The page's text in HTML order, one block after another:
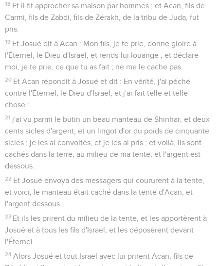
18 Et il fit approcher sa maison par hommes ; et Acan, fils de
Carmi, fils de Zabdi, fils de Zérakh, de la tribu de Juda, fut
pris.
19 Et Josué dit à Acan : Mon fils, je te prie, donne gloire à
l'Éternel, le Dieu d'Israël, et rends-lui louange ; et déclare-
moi, je te prie, ce que tu as fait ; ne me le cache pas.
20 Et Acan répondit à Josué et dit : En vérité, j'ai péché
contre l'Éternel, le Dieu d'Israël, et j'ai fait telle et telle
chose :
21 j'ai vu parmi le butin un beau manteau de Shinhar, et deux
cents sicles d'argent, et un lingot d'or du poids de cinquante
sicles ; je les ai convoités, et je les ai pris ; et voilà, ils sont
cachés dans la terre, au milieu de ma tente, et l'argent est
dessous.
22 Et Josué envoya des messagers qui coururent à la tente,
et voici, le manteau était caché dans la tente d'Acan, et
l'argent dessous.
23 Et ils les prirent du milieu de la tente, et les apportèrent à
Josué et à tous les fils d'Israël, et les déposèrent devant
l'Éternel.
24 Alors Josué et tout Israël avec lui prirent Acan, fils de